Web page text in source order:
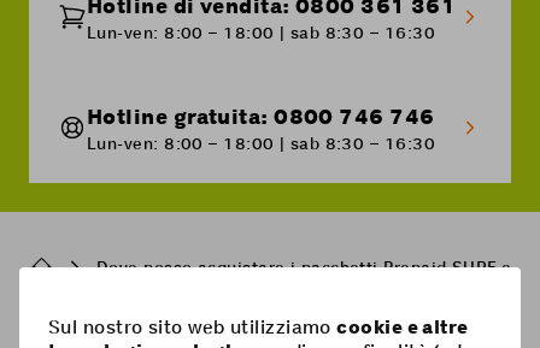
Hotline di vendita: 0800 361 361
Lun-ven: 8:00 – 18:00 | sab 8:30 – 16:30
Hotline gratuita: 0800 746 746
Lun-ven: 8:00 – 18:00 | sab 8:30 – 16:30
BreadcrumbDove posso acquistare i pacchetti Prepaid SURF e 15
Sul nostro sito web utilizziamocookie e altre